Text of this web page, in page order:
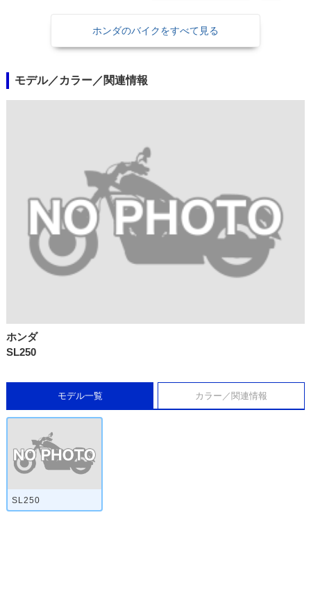
ホンダのバイクをすべて見る
モデル／カラー／関連情報
ホンダ
SL250
モデル一覧 カラー／関連情報
SL250